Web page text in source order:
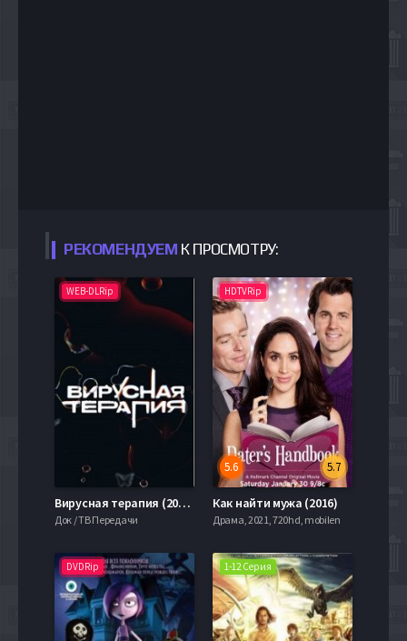
РЕКОМЕНДУЕМ К ПРОСМОТРУ:
WEB-DLRip
Вирусная терапия (2020)
Док / ТВ Передачи
HDTVRip
5.7
5.6
Как найти мужа (2016)
Драма, 2021, 720hd, mobilen
DVDRip 1-12 Серия